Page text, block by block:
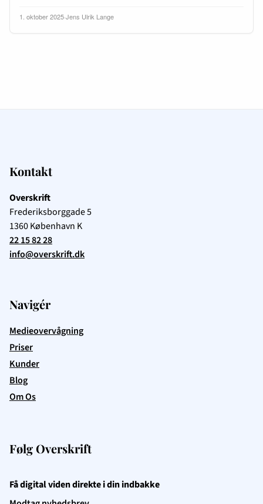
1. oktober 2025·Jens Ulrik Lange
Kontakt
Overskrift
Frederiksborggade 5
1360København K
22 15 82 28
info@overskrift.dk
Navigér
Medieovervågning
Priser
Kunder
Blog
Om Os
Følg Overskrift
Få digital viden direkte i din indbakke